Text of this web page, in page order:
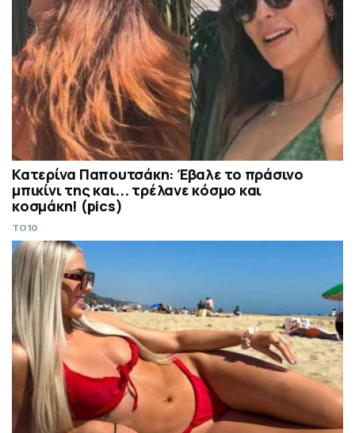
Κατερίνα Παπουτσάκη: Έβαλε το πράσινο
μπικίνι της και... τρέλανε κόσμο και
κοσμάκη! (pics)
TO10